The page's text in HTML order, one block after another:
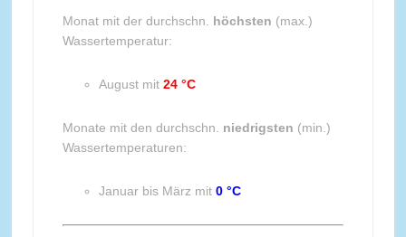
Monat mit der durchschn. höchsten (max.)
Wassertemperatur:
August mit 24 °C
Monate mit den durchschn. niedrigsten (min.)
Wassertemperaturen:
Januar bis März mit 0 °C